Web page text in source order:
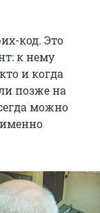
код. Это
к нему
и когда
позже на
можно